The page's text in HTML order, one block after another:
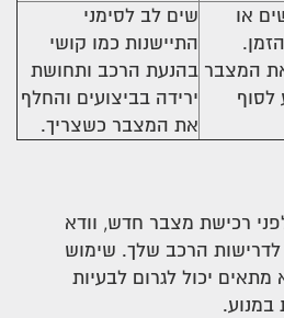
או
המצבר
לסוף
שים לב לסימני
התיישנות כמו קושי
בהנעת הרכב ותחושת
ירידה בביצועים והחלף
את המצבר כשצריך.
רכישת מצבר חדש, וודא
הרכב שלך. שימוש
יכול לגרום לבעיות
במנוע.